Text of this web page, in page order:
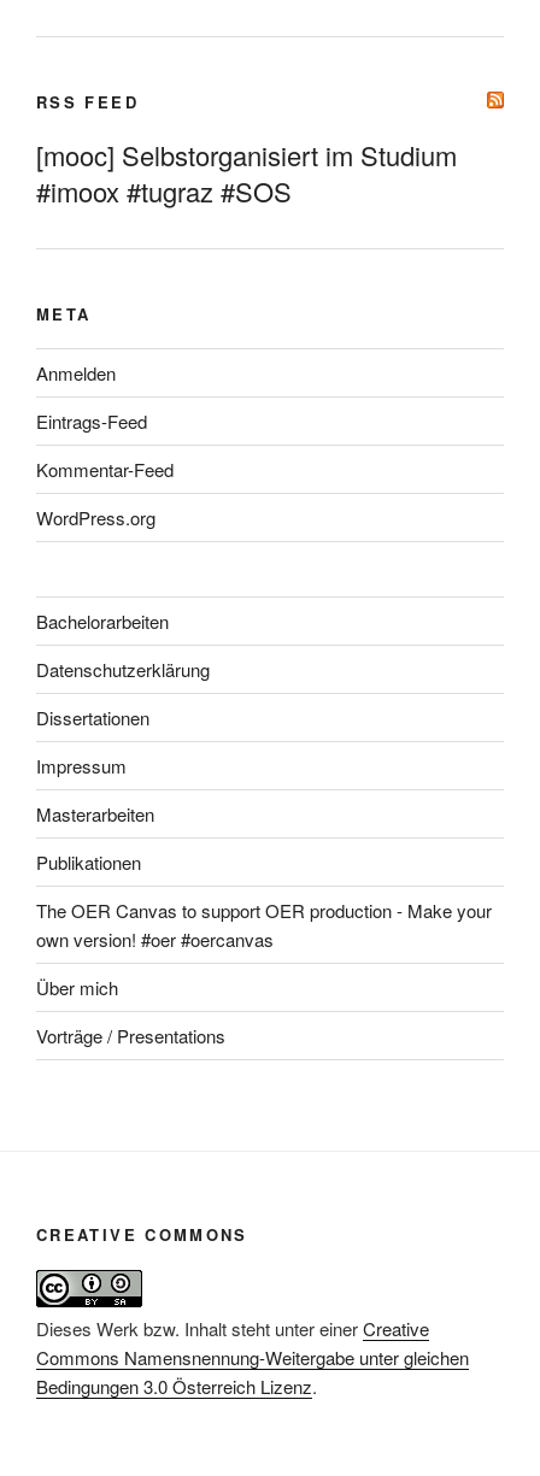
RSS FEED
[mooc] Selbstorganisiert im Studium
#imoox #tugraz #SOS
META
Anmelden
Eintrags-Feed
Kommentar-Feed
WordPress.org
Bachelorarbeiten
Datenschutzerklärung
Dissertationen
Impressum
Masterarbeiten
Publikationen
The OER Canvas to support OER production - Make your
own version! #oer #oercanvas
Über mich
Vorträge / Presentations
CREATIVE COMMONS
Dieses Werk bzw. Inhalt steht unter einerCreative
Commons Namensnennung-Weitergabe unter gleichen
Bedingungen 3.0 Österreich Lizenz.